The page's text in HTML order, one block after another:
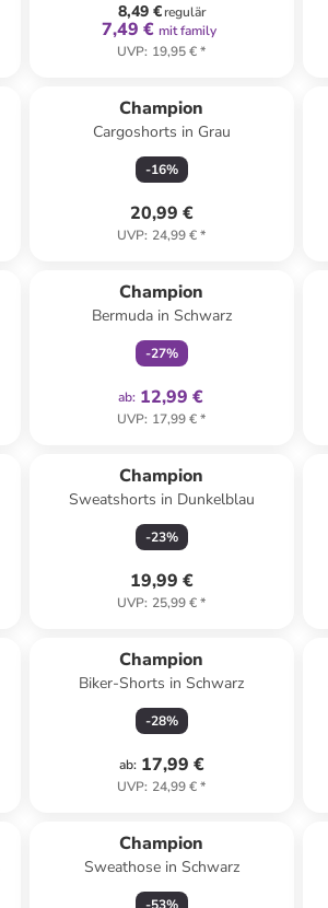
8,49 €regulär
7,49 € mit family
UVP: 19,95 €*
Champion
Cargoshorts in Grau
-16%
20,99 €
UVP: 24,99 €*
Champion
Bermuda in Schwarz
-27%
ab: 12,99 €
UVP: 17,99 €*
Champion
Sweatshorts in Dunkelblau
-23%
19,99 €
UVP: 25,99 €*
Champion
Biker-Shorts in Schwarz
-28%
ab: 17,99 €
UVP: 24,99 €*
Champion
Sweathose in Schwarz